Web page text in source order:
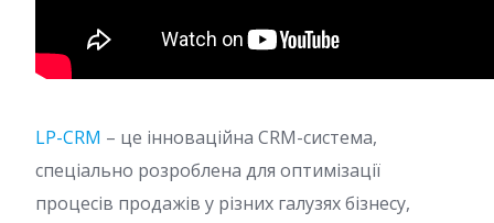
LP-CRM – це інноваційна CRM-система,
спеціально розроблена для оптимізації
процесів продажів у різних галузях бізнесу,